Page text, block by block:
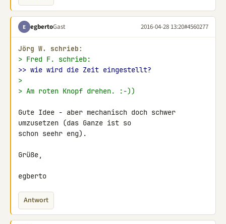
E egbertoGast 2016-04-28 13:20#4560277
Jörg W. schrieb:
> Fred F. schrieb:
>> wie wird die Zeit eingestellt?
>
> Am roten Knopf drehen. :-))
Gute Idee - aber mechanisch doch schwer
umzusetzen (das Ganze ist so
schon seehr eng).
Grüße,
egberto
Antwort